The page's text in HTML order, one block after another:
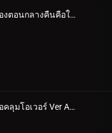
ตอนที่ 86 เมืองตอนกลางคืนคือใต้ทะเลลึก v1
ตอนที่ 87 เสื้อคลุมโอเวอร์ Ver Anime 1